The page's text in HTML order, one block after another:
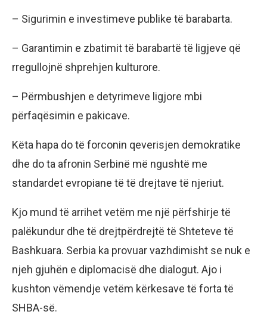
– Sigurimin e investimeve publike të barabarta.
– Garantimin e zbatimit të barabartë të ligjeve që
rregullojnë shprehjen kulturore.
– Përmbushjen e detyrimeve ligjore mbi
përfaqësimin e pakicave.
Këta hapa do të forconin qeverisjen demokratike
dhe do ta afronin Serbinë më ngushtë me
standardet evropiane të të drejtave të njeriut.
Kjo mund të arrihet vetëm me një përfshirje të
palëkundur dhe të drejtpërdrejtë të Shteteve të
Bashkuara. Serbia ka provuar vazhdimisht se nuk e
njeh gjuhën e diplomacisë dhe dialogut. Ajo i
kushton vëmendje vetëm kërkesave të forta të
SHBA-së.